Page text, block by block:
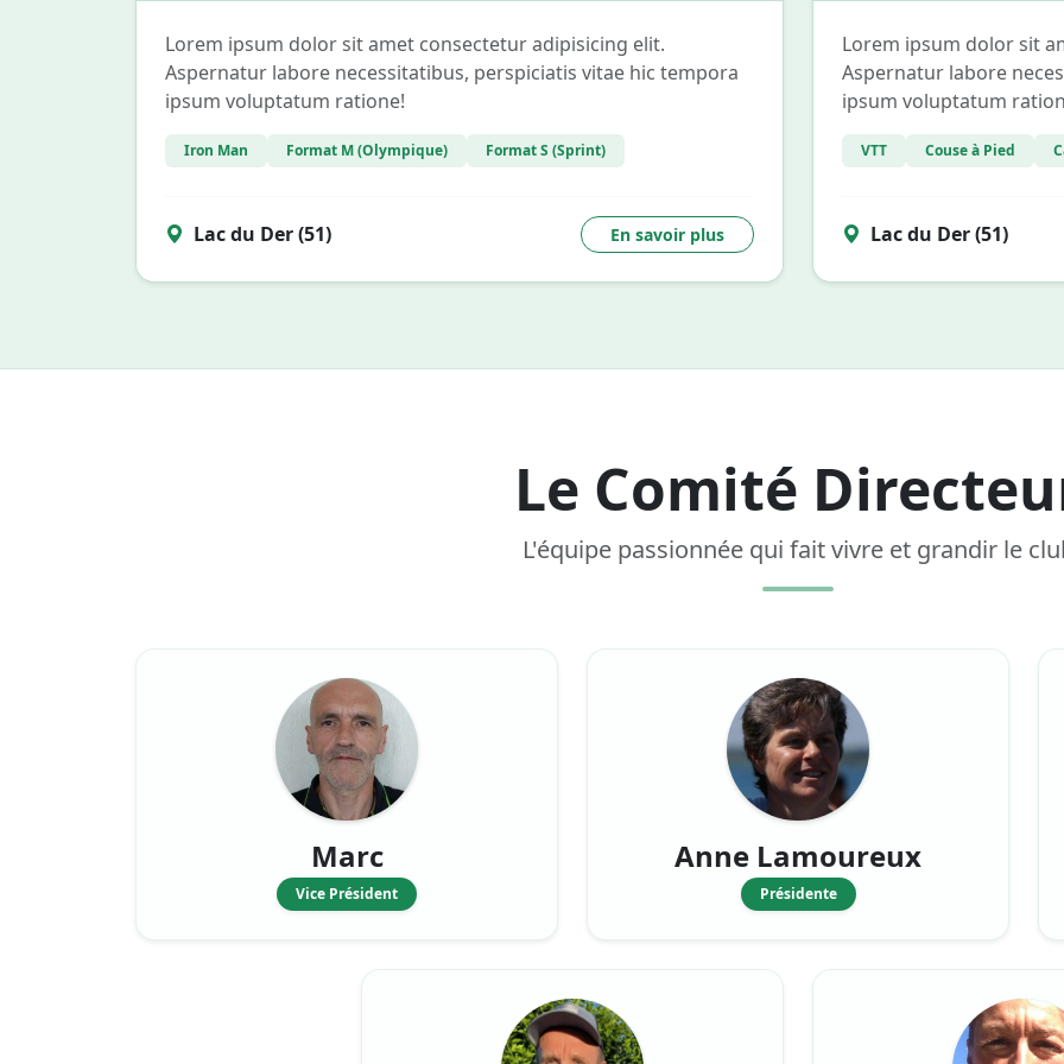
Lorem ipsum dolor sit amet consectetur adipisicing elit.
Aspernatur labore necessitatibus, perspiciatis vitae hic tempora
ipsum voluptatum ratione!
Iron Man Format M (Olympique) Format S (Sprint)
Lac du Der (51) En savoir plus
Lorem ipsum dolor sit
Aspernatur labore
ipsum voluptatum
VTT Couse à Pied
Lac du Der (51)
Le Comité
L'équipe passionnée qui fait vivre et grandir le
Marc
Vice Président
Anne Lamoureux
Présidente